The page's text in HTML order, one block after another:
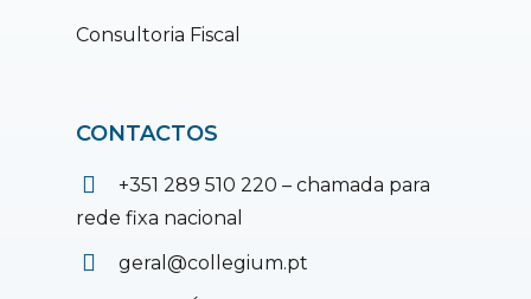
Consultoria Fiscal
CONTACTOS
+351 289 510 220 – chamada para
rede fixa nacional
geral@collegium.pt